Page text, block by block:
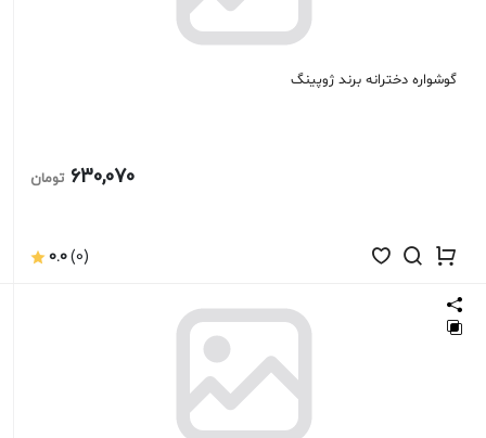
گوشواره دخترانه برند ژوپینگ
630,070 تومان
0.0(0)